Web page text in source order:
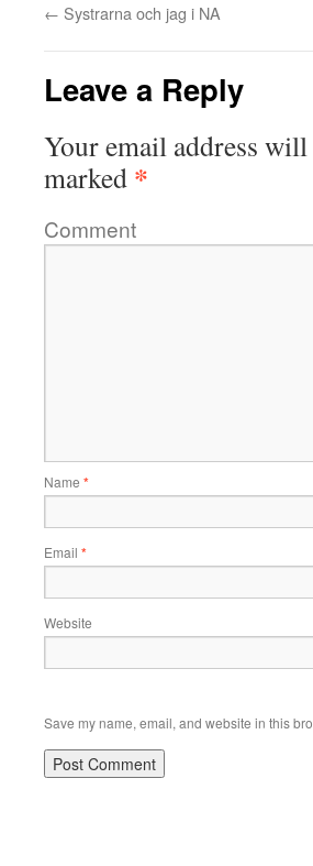
← Systrarna och jag i NA
Leave a Reply
Your email address
marked *
Comment
Name *
Email *
Website
Save my name, email, and website in this